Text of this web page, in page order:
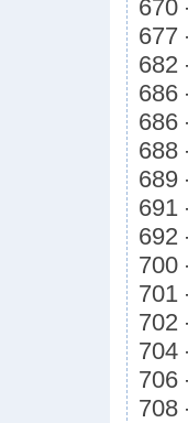
670
677
682
686
686
688
689
691
692
700
701
702
704
706
708